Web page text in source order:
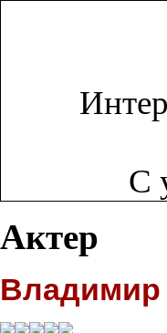
С
Актер